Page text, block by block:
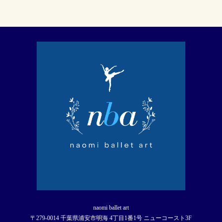
naomi ballet art
〒279-0014 千葉県浦安市明海 4丁目1番1号 ニューコースト3F